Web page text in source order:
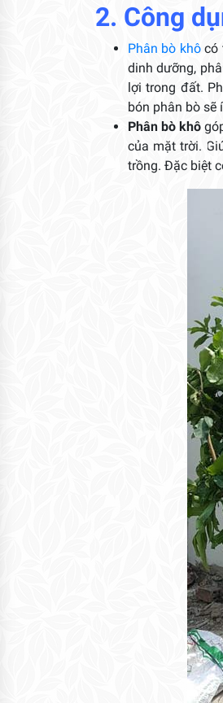
2. Công
Phân bò khôcó
dinh dưỡng,
lợi trong đất.
bón phân bò sẽ
Phân bò khô
của mặt trời.
trồng. Đặc biệt